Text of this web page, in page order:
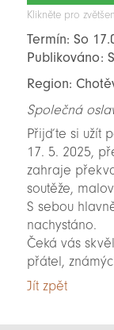
Klikněte pro
Termín: So
Publikováno:
Region:
Společná
Přijďte si užít
17. 5. 2025,
zahraje
soutěže,
S sebou
nachystáno.
Čeká vás
přátel,
Jít zpět